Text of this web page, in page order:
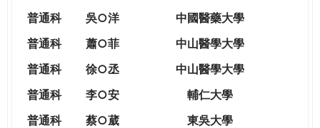
CITIZENSHIP
普通科 吳○洋
中國醫藥大學
普通科
蕭○菲
中山醫學大學
普通科
徐○丞
中山醫學大學
普通科
李○安
輔仁大學
普通科
蔡○葳
東吳大學